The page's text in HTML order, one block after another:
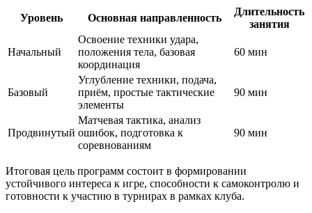
Уровень Основная направленность
Длительность
занятия
Начальный
Освоение техники удара,
положения тела, базовая
координация
60 мин
Базовый
Углубление техники, подача,
приём, простые тактические
элементы
90 мин
Продвинутый
Матчевая тактика, анализ
ошибок, подготовка к
соревнованиям
90 мин
Итоговая цель программ состоит в формировании
устойчивого интереса к игре, способности к самоконтролю и
готовности к участию в турнирах в рамках клуба.